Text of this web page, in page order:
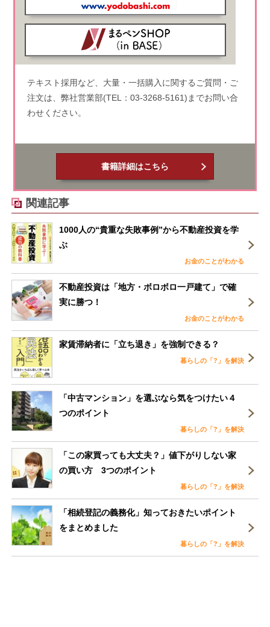
テキスト採用など、大量・一括購入に関するご質問・ご
注文は、弊社営業部(TEL：03-3268-5161)までお問い合
わせください。
書籍詳細はこちら
関連記事
1000人の“貴重な失敗事例”から不動産投資を学
ぶ
お金のことがわかる
不動産投資は「地方・ボロボロ一戸建て」で確
実に勝つ！
お金のことがわかる
家賃滞納者に「立ち退き」を強制できる？
暮らしの「?」を解決
「中古マンション」を選ぶなら気をつけたい４
つのポイント
暮らしの「?」を解決
「この家買っても大丈夫？」値下がりしない家
の買い方 3つのポイント
暮らしの「?」を解決
「相続登記の義務化」知っておきたいポイント
をまとめました
暮らしの「?」を解決